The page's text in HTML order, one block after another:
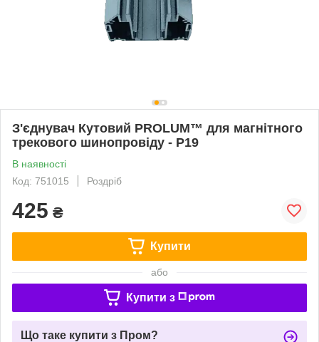
З'єднувач Кутовий PROLUM™ для магнітного
трекового шинопровіду - P19
В наявності
Код: 751015
Роздріб
425 ₴
Купити
або
Купити з
Що таке купити з Пром?